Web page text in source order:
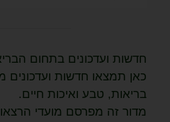
חדשות ועדכונים בתחום
כאן תמצאו חדשות ועדכונים
בריאות, טבע ואיכות חיים.
מדור זה מפרסם מועדי